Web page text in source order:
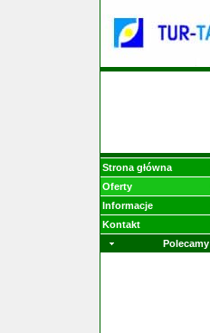
Strona główna
Oferty
Informacje
Kontakt
Polecamy